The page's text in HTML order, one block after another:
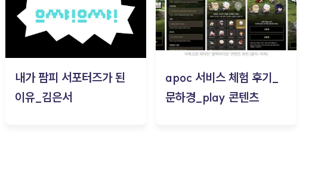
내가 팜피 서포터즈가 된
이유_김은서
apoc 서비스 체험 후기_
문하경_play 콘텐츠